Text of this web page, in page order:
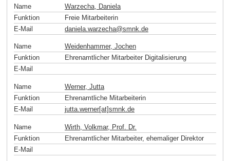
Name
Warzecha, Daniela
Funktion
Freie Mitarbeiterin
E-Mail
daniela.warzecha@smnk de
Name
Weidenhammer, Jochen
Funktion
Ehrenamtlicher Mitarbeiter Digitalisierung
E-Mail
Name
Werner, Jutta
Funktion
Ehrenamtliche Mitarbeiterin
E-Mail
jutta.werner[at]smnk.de
Name
Wirth, Volkmar, Prof. Dr.
Funktion
Ehrenamtlicher Mitarbeiter, ehemaliger Direktor
E-Mail